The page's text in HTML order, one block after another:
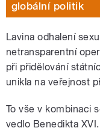
globální politik
Lavina odhalení
netransparentní
při přidělování
unikla na veřejnost
To vše v kombinaci
vedlo Benedikta